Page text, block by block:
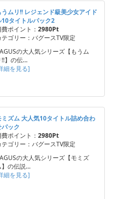
うムリ!! レジェンド級美少女アイド
10タイトルパック2
ポイント： 2980Pt
テゴリー：バグースTV限定
の大人気シリーズ【もうム
!!】の伝…
細を見る]
ミズム 大人気10タイトル詰め合わ
パック
ポイント： 2980Pt
テゴリー：バグースTV限定
の大人気シリーズ【モミズ
】の伝説…
細を見る]